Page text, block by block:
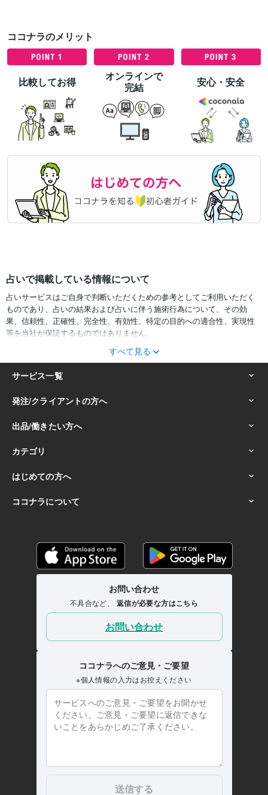
ココナラのメリット
比較してお得
オンラインで
完結
安心・安全
占いで掲載している情報について
占いサービスはご自身で判断いただくための参考としてご利用いただく
ものであり、占いの結果および占いに伴う施術行為について、その効
果、信頼性、正確性、完全性、有効性、特定の目的への適合性、実現性
等を当社が保証するものではありません。
サービスの結果をどのように利用するかは、お客様ご自身の自己責任に
おいて判断をお願いいたします。
占いの結果およびその内容を踏まえておこなったお客様の行動により生
ずる一切の損害について、当社および情報の提供者は一切責任を負いか
ねます。
すべて見る